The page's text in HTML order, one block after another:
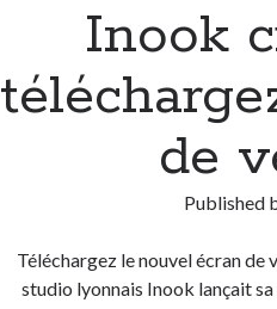
Inook
de
Published
Téléchargez le nouvel écran
studio lyonnais Inook lançait